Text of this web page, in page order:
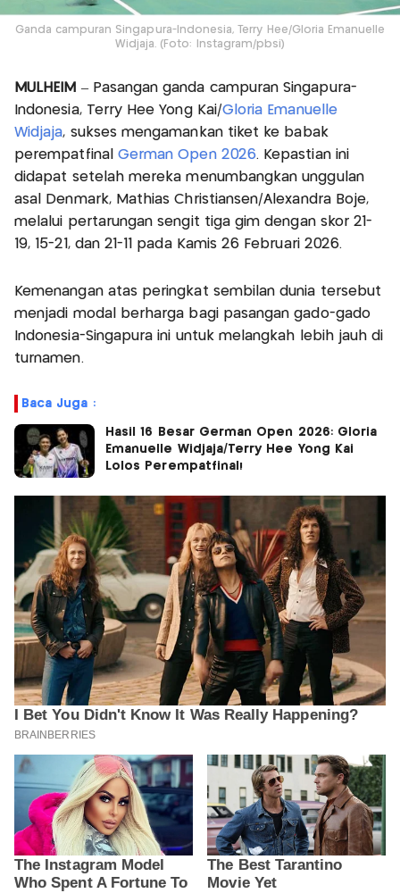
Ganda campuran Singapura-Indonesia, Terry Hee/Gloria Emanuelle
Widjaja. (Foto: Instagram/pbsi)
MULHEIM– Pasangan ganda campuran Singapura-
Indonesia, Terry Hee Yong Kai/Gloria Emanuelle
Widjaja, sukses mengamankan tiket ke babak
perempatfinal German Open 2026. Kepastian ini
didapat setelah mereka menumbangkan unggulan
asal Denmark, Mathias Christiansen/Alexandra Boje,
melalui pertarungan sengit tiga gim dengan skor 21-
19, 15-21, dan 21-11 pada Kamis 26 Februari 2026.
Kemenangan atas peringkat sembilan dunia tersebut
menjadi modal berharga bagi pasangan gado-gado
Indonesia-Singapura ini untuk melangkah lebih jauh di
turnamen.
Baca Juga :
Hasil 16 Besar German Open 2026: Gloria
Emanuelle Widjaja/Terry Hee Yong Kai
Lolos Perempatfinal!